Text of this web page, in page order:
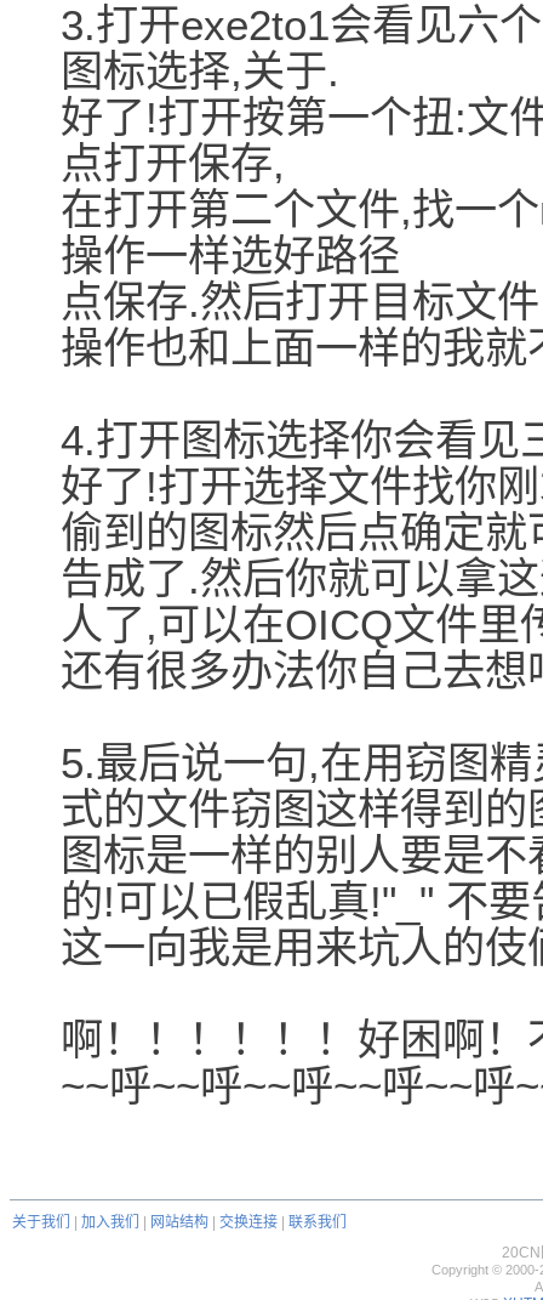
3.打开exe2to1会看见六
图标选择,关于.
好了!打开按第一个扭:文
点打开保存,
在打开第二个文件,找一
操作一样选好路径
点保存.然后打开目标文
操作也和上面一样的我就
4.打开图标选择你会看见
好了!打开选择文件找你
偷到的图标然后点确定
告成了.然后你就可以拿
人了,可以在OICQ文件里
还有很多办法你自己去想
5.最后说一句,在用窃图
式的文件窃图这样得到
图标是一样的别人要是
的!可以已假乱真!"_" 不
这一向我是用来坑人的伎
啊！！！！！！好困啊
~~呼~~呼~~呼~~呼~~呼
关于我们 加入我们 网站结构 交换连接
联系我们
20CN
Copyright © 2000-